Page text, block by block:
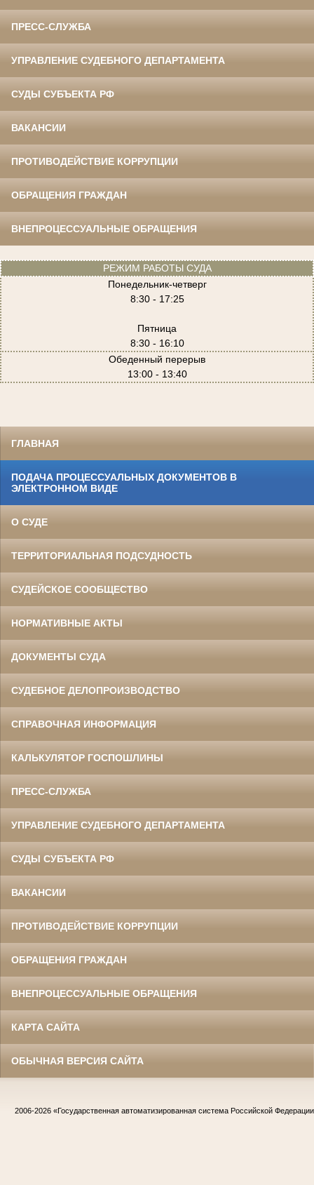
ПРЕСС-СЛУЖБА
УПРАВЛЕНИЕ СУДЕБНОГО ДЕПАРТАМЕНТА
СУДЫ СУБЪЕКТА РФ
ВАКАНСИИ
ПРОТИВОДЕЙСТВИЕ КОРРУПЦИИ
ОБРАЩЕНИЯ ГРАЖДАН
ВНЕПРОЦЕССУАЛЬНЫЕ ОБРАЩЕНИЯ
РЕЖИМ РАБОТЫ СУДА
Понедельник-четверг
8:30 - 17:25
Пятница
8:30 - 16:10
Обеденный перерыв
13:00 - 13:40
ГЛАВНАЯ
ПОДАЧА ПРОЦЕССУАЛЬНЫХ ДОКУМЕНТОВ В
ЭЛЕКТРОННОМ ВИДЕ
О СУДЕ
ТЕРРИТОРИАЛЬНАЯ ПОДСУДНОСТЬ
СУДЕЙСКОЕ СООБЩЕСТВО
НОРМАТИВНЫЕ АКТЫ
ДОКУМЕНТЫ СУДА
СУДЕБНОЕ ДЕЛОПРОИЗВОДСТВО
СПРАВОЧНАЯ ИНФОРМАЦИЯ
КАЛЬКУЛЯТОР ГОСПОШЛИНЫ
ПРЕСС-СЛУЖБА
УПРАВЛЕНИЕ СУДЕБНОГО ДЕПАРТАМЕНТА
СУДЫ СУБЪЕКТА РФ
ВАКАНСИИ
ПРОТИВОДЕЙСТВИЕ КОРРУПЦИИ
ОБРАЩЕНИЯ ГРАЖДАН
ВНЕПРОЦЕССУАЛЬНЫЕ ОБРАЩЕНИЯ
КАРТА САЙТА
ОБЫЧНАЯ ВЕРСИЯ САЙТА
2006-2026 «Государственная автоматизированная система Российской